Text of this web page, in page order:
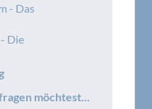
- Das
Die
möchtest...